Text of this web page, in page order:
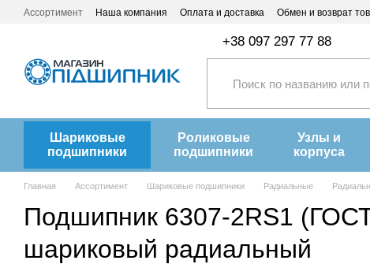
Перейти к основному контенту
Ассортимент Наша компания Оплата и доставка Обмен и возврат
+38 097 297 77 88
Шариковые
подшипники
Роликовые
подшипники
Узлы и
корпуса
Главная Ассортимент Шариковые подшипники Радиальные
Подшипник 6307-2RS1
шариковый радиальный